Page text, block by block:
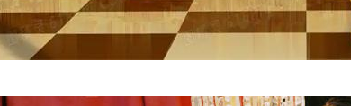
深证成指 14311.01 200.89 1.42%